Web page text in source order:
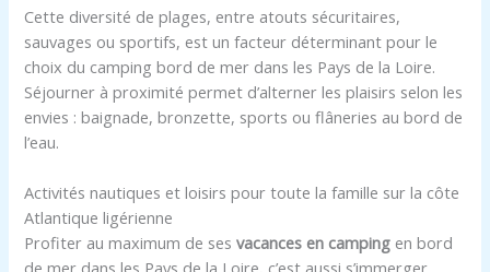
Cette diversité de plages, entre atouts sécuritaires,
sauvages ou sportifs, est un facteur déterminant pour le
choix du camping bord de mer dans les Pays de la Loire.
Séjourner à proximité permet d’alterner les plaisirs selon les
envies : baignade, bronzette, sports ou flâneries au bord de
l’eau.
Activités nautiques et loisirs pour toute la famille sur la côte
Atlantique ligérienne
Profiter au maximum de sesvacances en camping en bord
de mer dans les Pays de la Loire, c’est aussi s’immerger